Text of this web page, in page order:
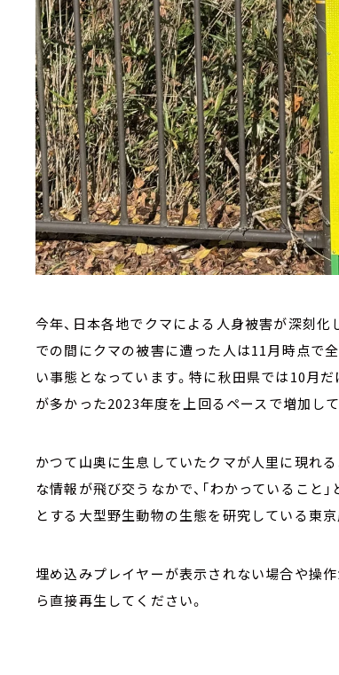
今年、日本各地でクマによる人身被害が深刻
での間にクマの被害に遭った人は11月時点で
い事態となっています。特に秋田県では10月
が多かった2023年度を上回るペースで増加して
かつて山奥に生息していたクマが人里に現れ
な情報が飛び交うなかで、「わかっていること
とする大型野生動物の生態を研究している東
埋め込みプレイヤーが表示されない場合や操作
ら直接再生してください。